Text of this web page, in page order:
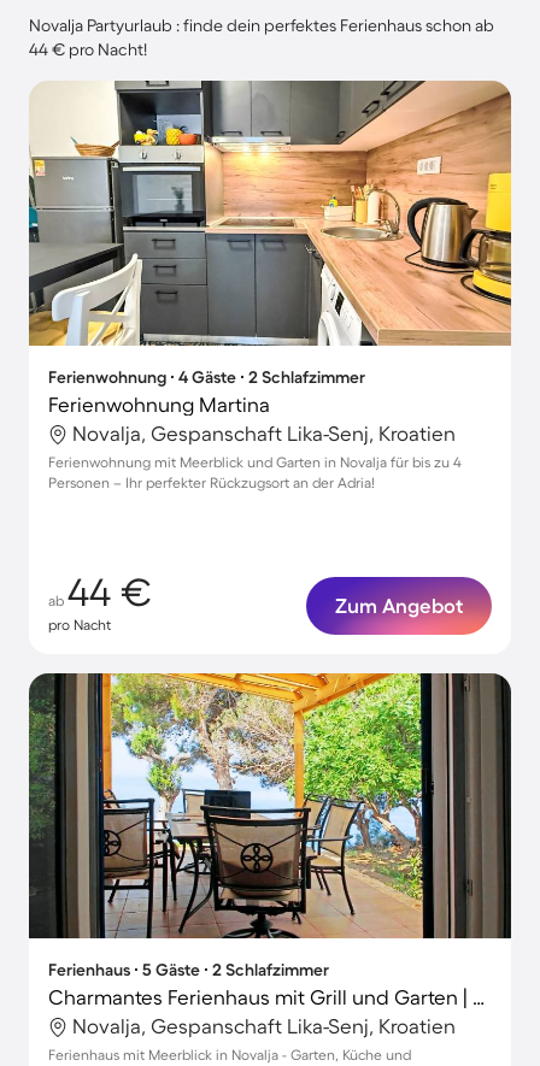
Novalja Partyurlaub : finde dein perfektes Ferienhaus schon ab
44 € pro Nacht!
Ferienwohnung ∙ 4 Gäste ∙ 2 Schlafzimmer
Ferienwohnung Martina
Novalja, Gespanschaft Lika-Senj, Kroatien
Ferienwohnung mit Meerblick und Garten in Novalja für bis zu 4
Personen – Ihr perfekter Rückzugsort an der Adria!
ab 44 €
pro Nacht
Zum Angebot
Ferienhaus ∙ 5 Gäste ∙ 2 Schlafzimmer
Charmantes Ferienhaus mit Grill und Garten | Meerblick | Haustiere sind willkommen
Novalja, Gespanschaft Lika-Senj, Kroatien
Ferienhaus mit Meerblick in Novalja - Garten, Küche und